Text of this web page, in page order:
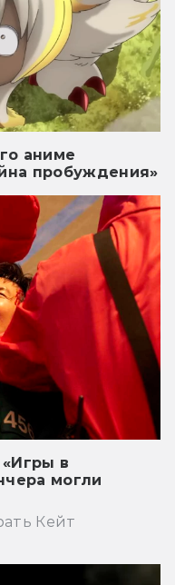
аниме
пробуждения»
в
могли
Кейт